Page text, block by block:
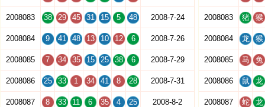
2008083 38 29 45 31 15 5 48 2008-7-24
2008084 9 41 48 13 10 12 6 2008-7-26
2008085 7 34 35 15 25 38 6 2008-7-29
2008086 25 33 1 34 41 8 28 2008-7-31
2008087 8 33 11 6 35 4 25 2008-8-2
2008083 猪 猴
2008084 龙 猴
2008085 马 兔
2008086 鼠 龙
2008087 蛇 龙